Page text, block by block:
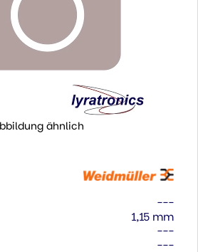
ähnlich
---
1,15 mm
---
---